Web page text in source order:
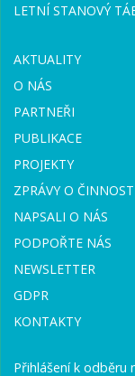
LETNÍ STANOVÝ
AKTUALITY
O NÁS
PARTNEŘI
PUBLIKACE
PROJEKTY
ZPRÁVY O
NAPSALI O NÁS
PODPOŘTE NÁS
NEWSLETTER
GDPR
KONTAKTY
Přihlášení k odběru